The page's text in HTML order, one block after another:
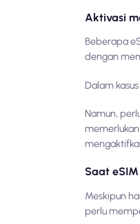
Aktivasi
Beberapa
dengan
Dalam
Namun,
Saat
Meskipun
perlu